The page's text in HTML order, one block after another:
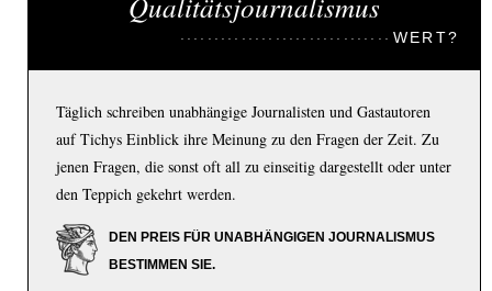
WERT?
Täglich schreiben unabhängige Journalisten und Gastautoren
auf Tichys Einblick ihre Meinung zu den Fragen der Zeit. Zu
jenen Fragen, die sonst oft all zu einseitig dargestellt oder unter
den Teppich gekehrt werden.
DEN PREIS FÜR UNABHÄNGIGEN JOURNALISMUS
BESTIMMEN SIE.